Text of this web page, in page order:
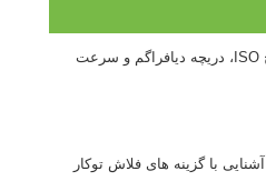
درک نوردهی – همراه با توضیح ISO، دریچه دیافراگم و سرعت
با گزینه های فلاش توکار